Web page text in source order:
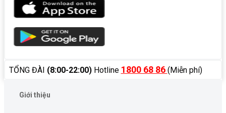
TỔNG ĐÀI (8:00-22:00)Hotline 1800 68 86 (Miễn phí)
Giới thiệu